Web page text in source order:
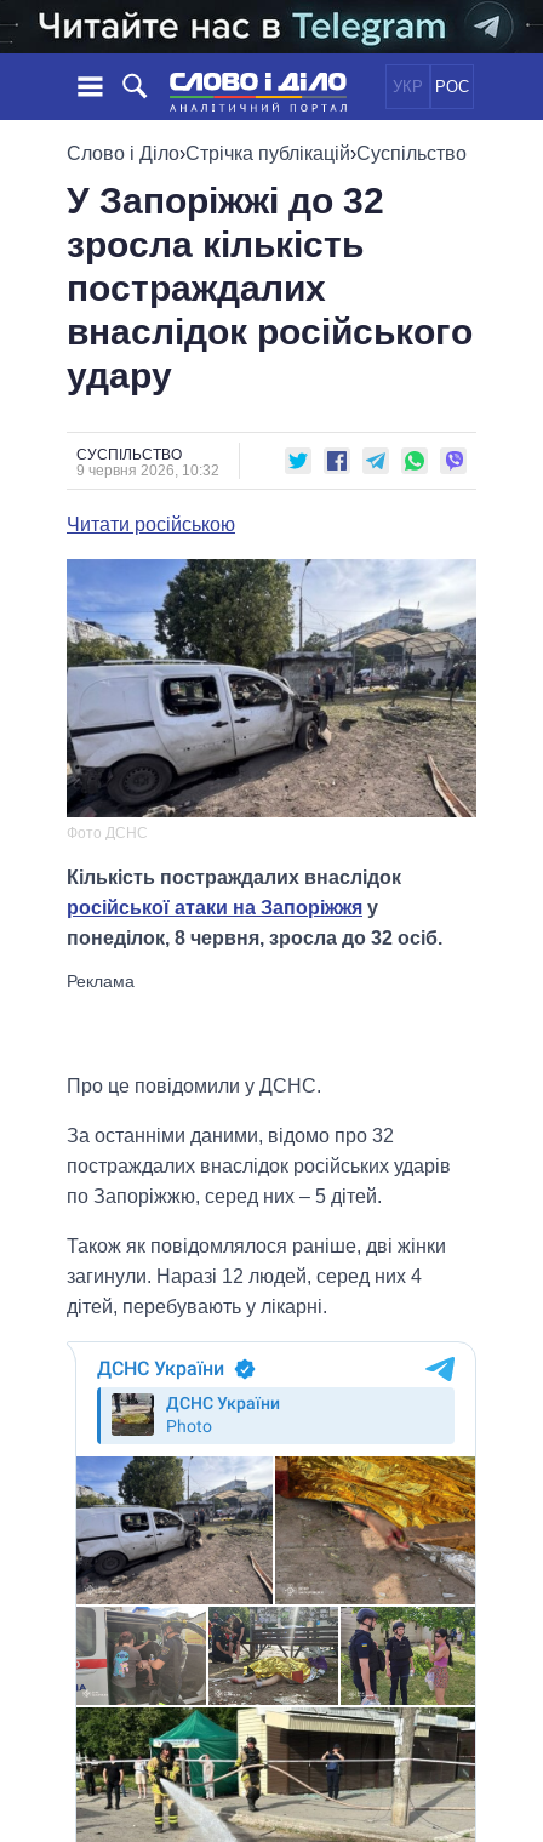
УКР РОС
НОВИНИ
СТРІЧКА
ПОДІЇ
СТАТТІ
ДУМКИ
ОГЛЯДИ
ДАЙДЖЕСТИ
ПОЛІТИКА
ЕКОНОМІКА
СУСПІЛЬСТВО
СВІТ
ОБIЦЯНКИ
ПОЛIТИКИ
УСІ ПОЛІТИКИ
ПРЕЗИДЕНТ І ОФІС
ВЕРХОВНА РАДА
ГОЛОВИ ОБЛАДМІНІСТРАЦІЙ
МЕРИ МІСТ
ВСІ ПЕРСОНИ
ІНФОГРАФІКА
ПОРІВНЯННЯ ПОЛІТИКІВ
Слово і Діло›Стрічка публікацій›Суспільство
У Запоріжжі до 32
зросла кількість
постраждалих
внаслідок російського
удару
СУСПІЛЬСТВО
9 червня 2026, 10:32
Читати російською
Фото ДСНС
Кількість постраждалих внаслідок
російської атаки на Запоріжжя у
понеділок, 8 червня, зросла до 32 осіб.
Про це повідомили у ДСНС.
За останніми даними, відомо про 32
постраждалих внаслідок російських ударів
по Запоріжжю, серед них – 5 дітей.
Також як повідомлялося раніше, дві жінки
загинули. Наразі 12 людей, серед них 4
дітей, перебувають у лікарні.